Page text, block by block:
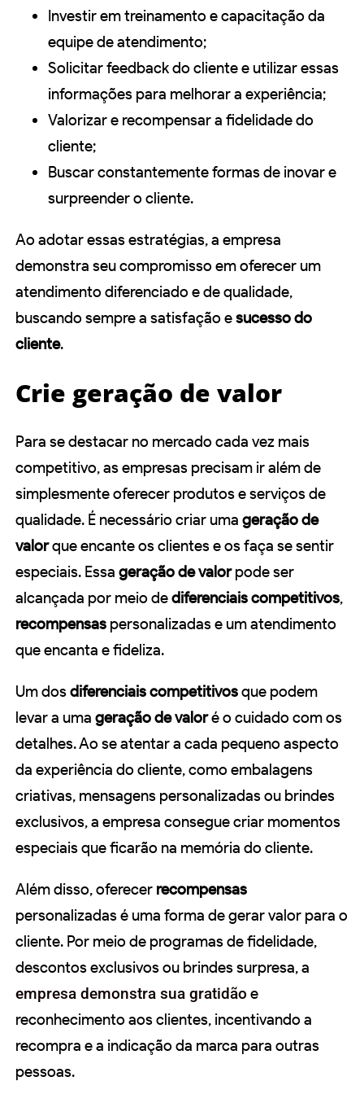
Investir em treinamento e capacitação da
equipe de atendimento;
Solicitar feedback do cliente e utilizar essas
informações para melhorar a experiência;
Valorizar e recompensar a fidelidade do
cliente;
Buscar constantemente formas de inovar e
surpreender o cliente.
Ao adotar essas estratégias, a empresa
demonstra seu compromisso em oferecer um
atendimento diferenciado e de qualidade,
buscando sempre a satisfação esucesso do
cliente.
Crie geração de valor
Para se destacar no mercado cada vez mais
competitivo, as empresas precisam ir além de
simplesmente oferecer produtos e serviços de
qualidade. É necessário criar uma geração de
valorque encante os clientes e os faça se sentir
especiais. Essa geração de valorpode ser
alcançada por meio dediferenciais competitivos,
recompensas personalizadas e um atendimento
que encanta e fideliza.
Um dosdiferenciais competitivosque podem
levar a uma geração de valoré o cuidado com os
detalhes. Ao se atentar a cada pequeno aspecto
da experiência do cliente, como embalagens
criativas, mensagens personalizadas ou brindes
exclusivos, a empresa consegue criar momentos
especiais que ficarão na memória do cliente.
Além disso, oferecer recompensas
personalizadas é uma forma de gerar valor para o
cliente. Por meio de programas de fidelidade,
descontos exclusivos ou brindes surpresa, a
empresa demonstra sua gratidão e
reconhecimento aos clientes, incentivando a
recompra e a indicação da marca para outras
pessoas.